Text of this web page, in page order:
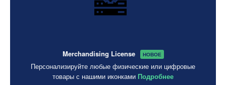
Merchandising License НОВОЕ
Персонализируйте любые физические или цифровые
товары с нашими иконками Подробнее